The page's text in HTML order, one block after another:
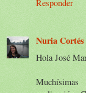
Responder
Nuria Cortés
Hola José